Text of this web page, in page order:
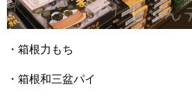
・箱根力もち
・箱根和三盆パイ